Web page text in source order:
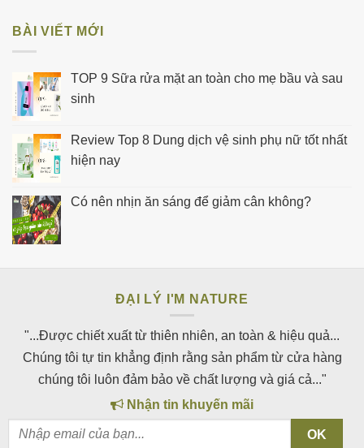
BÀI VIẾT MỚI
TOP 9 Sữa rửa mặt an toàn cho mẹ bầu và sau
sinh
Review Top 8 Dung dịch vệ sinh phụ nữ tốt nhất
hiện nay
Có nên nhịn ăn sáng để giảm cân không?
ĐẠI LÝ I'M NATURE
"...Được chiết xuất từ thiên nhiên, an toàn & hiệu quả...
Chúng tôi tự tin khẳng định rằng sản phẩm từ cửa hàng
chúng tôi luôn đảm bảo về chất lượng và giá cả..."
Nhận tin khuyến mãi